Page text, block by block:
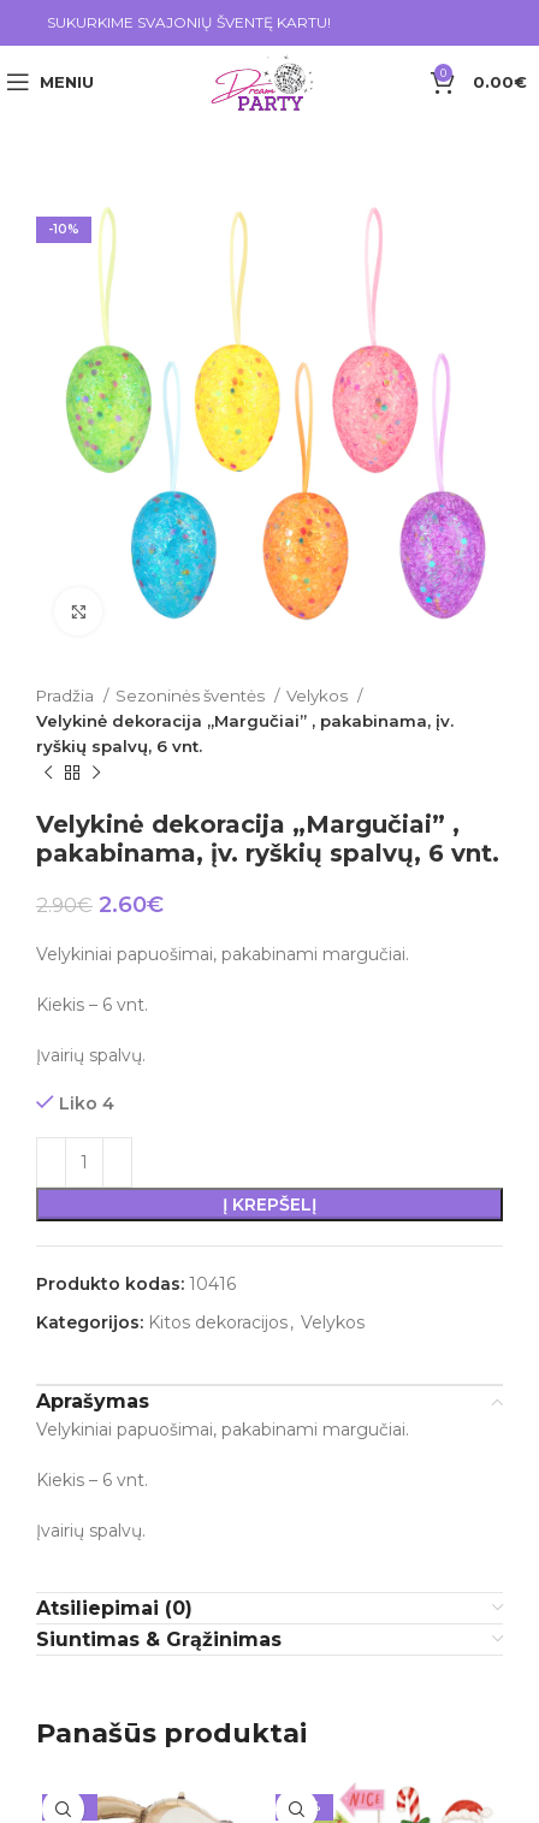
SUKURKIME SVAJONIŲ ŠVENTĘ KARTU!
MENIU 0 0.00€
-10%
Click to enlarge
Pradžia Sezoninės šventės
Velykos
Velykinė dekoracija „Margučiai” , pakabinama, įv.
ryškių spalvų, 6 vnt.
Velykinė dekoracija „Margučiai” ,
pakabinama, įv. ryškių spalvų, 6 vnt.
2.90€ 2.60€
Velykiniai papuošimai, pakabinami margučiai.
Kiekis – 6 vnt.
Įvairių spalvų.
Liko 4
Į KREPŠELĮ
Produkto kodas: 10416
Kategorijos: Kitos dekoracijos, Velykos
Aprašymas
Velykiniai papuošimai, pakabinami margučiai.
Kiekis – 6 vnt.
Įvairių spalvų.
Atsiliepimai (0)
Siuntimas & Grąžinimas
Panašūs produktai
-10% -24%